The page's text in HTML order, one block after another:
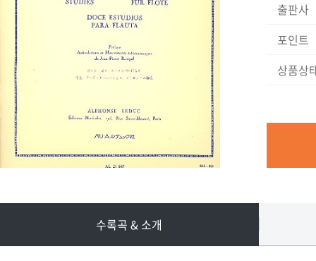
출판사
포인트
상품상
수록곡 & 소개